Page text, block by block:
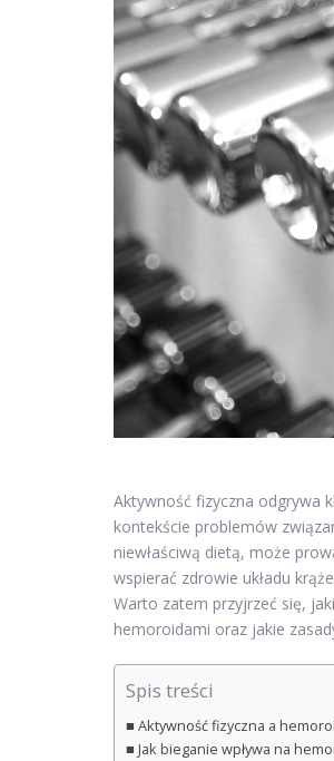
Aktywność fizyczna odgrywa
kontekście problemów
niewłaściwą dietą, może
wspierać zdrowie układu
Warto zatem przyjrzeć się,
hemoroidami oraz jakie
Spis treści
Aktywność fizyczna a
Jak bieganie wpływa na